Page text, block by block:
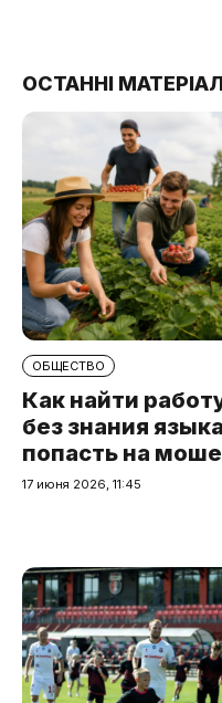
ОСТАННІ
ОБЩЕСТВО
Как найти
без знания
попасть на
17 июня 2026, 11:45